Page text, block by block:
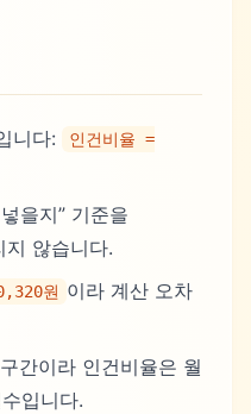
니다:
인건비율 =
을지” 기준을
지 않습니다.
원 이라 계산 오차
간이라 인건비율은 월
입니다.